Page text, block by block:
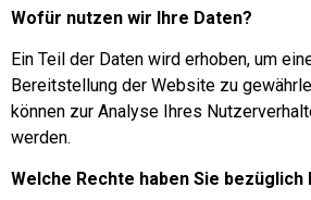
Wofür nutzen wir Ihre Daten?
Ein Teil der Daten wird erhoben, um
Bereitstellung der Website zu
können zur Analyse Ihres
werden.
Welche Rechte haben Sie bezüglich